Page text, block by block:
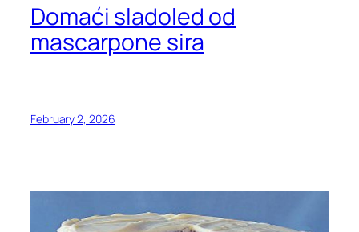
Domaći sladoled od
mascarpone sira
February 2, 2026